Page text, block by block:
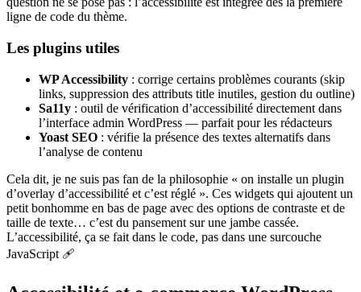
ligne de code du thème.
Les plugins utiles
WP Accessibility : corrige certains problèmes courants (skip
links, suppression des attributs title inutiles, gestion du outline)
Sa11y : outil de vérification d’accessibilité directement dans
l’interface admin WordPress — parfait pour les rédacteurs
Yoast SEO : vérifie la présence des textes alternatifs dans
l’analyse de contenu
Cela dit, je ne suis pas fan de la philosophie « on installe un plugin
d’overlay d’accessibilité et c’est réglé ». Ces widgets qui ajoutent un
petit bonhomme en bas de page avec des options de contraste et de
taille de texte… c’est du pansement sur une jambe cassée.
L’accessibilité, ça se fait dans le code, pas dans une surcouche
JavaScript 🩹